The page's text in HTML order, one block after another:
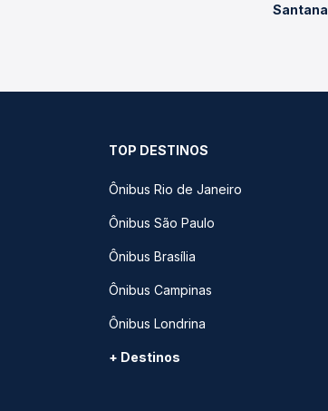
Santana
TOP DESTINOS
Ônibus Rio de Janeiro
Ônibus São Paulo
Ônibus Brasília
Ônibus Campinas
Ônibus Londrina
+ Destinos